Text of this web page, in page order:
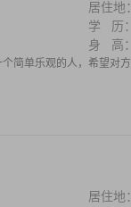
居住地：
学 历：
身 高：
简单乐观的人，希望对
居住地：